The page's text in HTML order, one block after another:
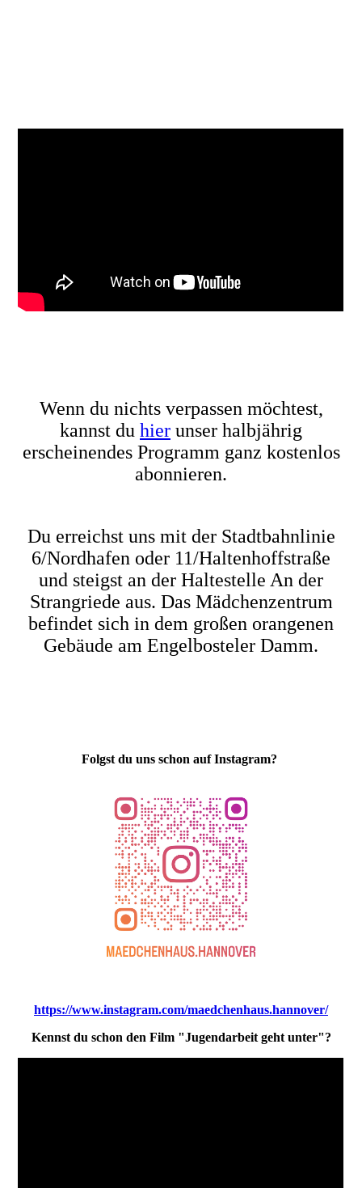
Wenn du nichts verpassen möchtest,
kannst du hier unser halbjährig
erscheinendes Programm ganz kostenlos
abonnieren.
Du erreichst uns mit der Stadtbahnlinie
6/Nordhafen oder 11/Haltenhoffstraße
und steigst an der Haltestelle An der
Strangriede aus. Das Mädchenzentrum
befindet sich in dem großen orangenen
Gebäude am Engelbosteler Damm.
Folgst du uns schon auf Instagram?
https://www.instagram.com/maedchenhaus.hannover/
Kennst du schon den Film "Jugendarbeit geht unter"?